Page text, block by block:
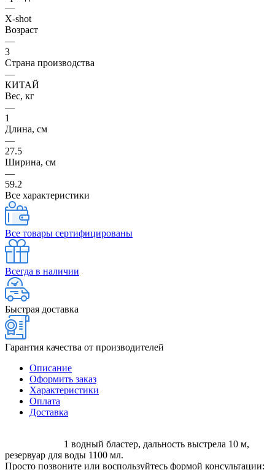
—
X-shot
Возраст
—
3
Страна производства
—
КИТАЙ
Вес, кг
—
1
Длина, см
—
27.5
Ширина, см
—
59.2
Все характеристики
Все товары сертифицированы
Всегда в наличии
Быстрая доставка
Гарантия качества от производителей
Описание
Оформить заказ
Характеристики
Оплата
Доставка
1 водный бластер, дальность выстрела 10 м,
резервуар для воды 1100 мл.
Просто позвоните или воспользуйтесь формой консультации: